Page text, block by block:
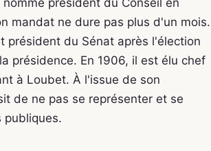
président du Conseil en
mandat ne dure pas plus d'un mois.
président du Sénat après l'élection
présidence. En 1906, il est élu chef
à Loubet. À l'issue de son
de ne pas se représenter et se
publiques.